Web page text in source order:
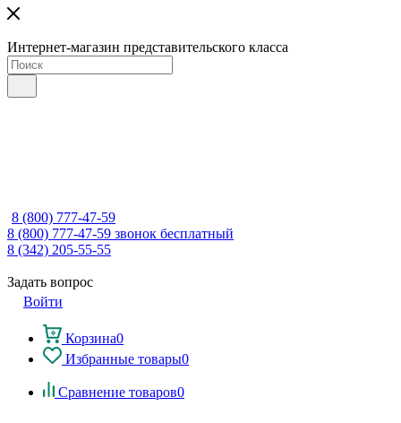
Интернет-магазин представительского класса
8 (800) 777-47-59
8 (800) 777-47-59 звонок бесплатный
8 (342) 205-55-55
Задать вопрос
Войти
Корзина0
Избранные товары0
Сравнение товаров0